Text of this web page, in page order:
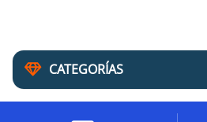
CATEGORÍAS